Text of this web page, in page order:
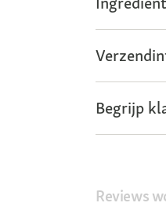
Begrijp
Reviews